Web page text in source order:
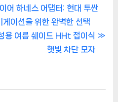
어 하네스 어댑터: 현대 투싼
이션을 위한 완벽한 선택
용 여름 쉐이드 HHt 접이식
햇빛 차단 모자